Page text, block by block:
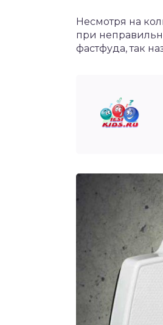
Несмотря на
при
фастфуда, так